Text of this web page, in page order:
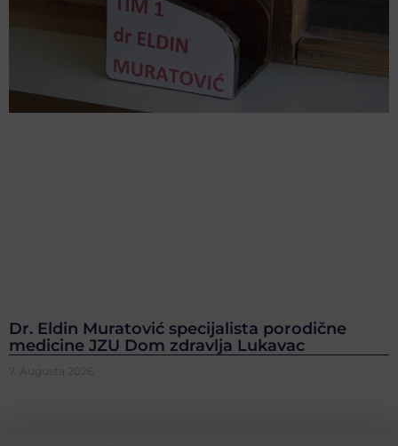
Dr. Eldin Muratović specijalista porodične
medicine JZU Dom zdravlja Lukavac
7. Augusta 2026.